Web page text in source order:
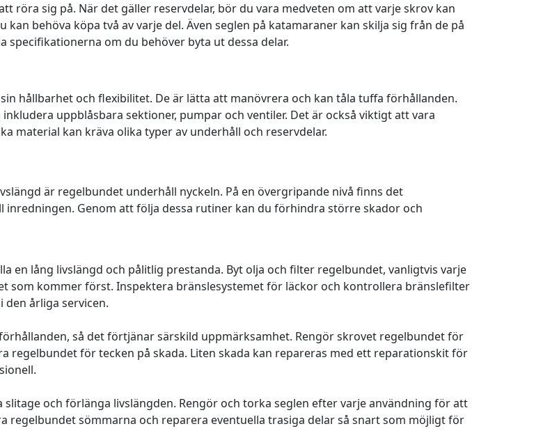
röra sig på. När det gäller reservdelar, bör du vara medveten om att varje skrov kan
behöva köpa två av varje del. Även seglen på katamaraner kan skilja sig från de på
om du behöver byta ut dessa delar.
hållbarhet och flexibilitet. De är lätta att manövrera och kan tåla tuffa förhållanden.
uppblåsbara sektioner, pumpar och ventiler. Det är också viktigt att vara
material kan kräva olika typer av underhåll och reservdelar.
är regelbundet underhåll nyckeln. På en övergripande nivå finns det
Genom att följa dessa rutiner kan du förhindra större skador och
en lång livslängd och pålitlig prestanda. Byt olja och filter regelbundet, vanligtvis varje
som kommer först. Inspektera bränslesystemet för läckor och kontrollera bränslefilter
årliga servicen.
så det förtjänar särskild uppmärksamhet. Rengör skrovet regelbundet för
regelbundet för tecken på skada. Liten skada kan repareras med ett reparationskit för
och förlänga livslängden. Rengör och torka seglen efter varje användning för att
sömmarna och reparera eventuella trasiga delar så snart som möjligt för